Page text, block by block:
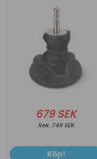
679 SEK
749 SEK
Köp!